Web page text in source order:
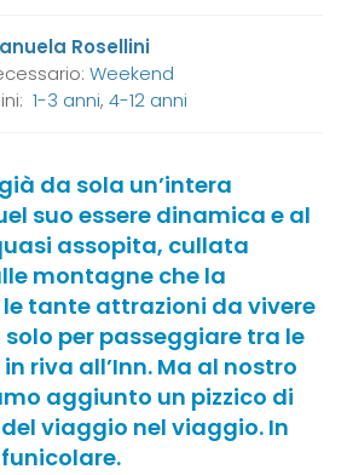
Rosellini
Weekend
1-3 anni, 4-12 anni
da sola un’intera
suo essere dinamica e al
assopita, cullata
montagne che la
tante attrazioni da vivere
per passeggiare tra le
riva all’Inn. Ma al nostro
aggiunto un pizzico di
viaggio nel viaggio. In